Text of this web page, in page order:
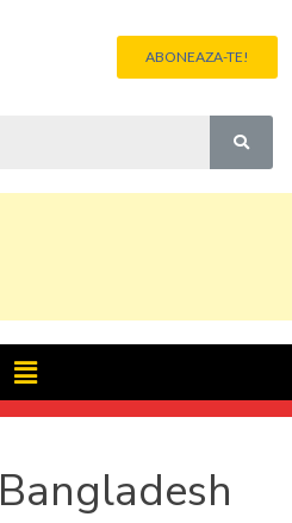
ABONEAZA-TE!
Bangladesh